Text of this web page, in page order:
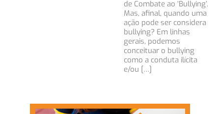
de Combate ao ‘Bullying’.
Mas, afinal, quando uma
ação pode ser considera
bullying? Em linhas
gerais, podemos
conceituar o bullying
como a conduta ilícita
e/ou […]